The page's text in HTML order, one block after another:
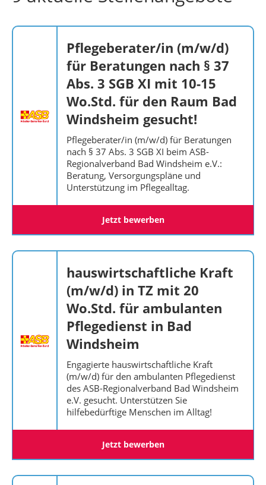
Pflegeberater/in (m/w/d)
für Beratungen nach § 37
Abs. 3 SGB XI mit 10-15
Wo.Std. für den Raum Bad
Windsheim gesucht!
Pflegeberater/in (m/w/d) für Beratungen
nach § 37 Abs. 3 SGB XI beim ASB-
Regionalverband Bad Windsheim e.V.:
Beratung, Versorgungspläne und
Unterstützung im Pflegealltag.
Jetzt bewerben
hauswirtschaftliche Kraft
(m/w/d) in TZ mit 20
Wo.Std. für ambulanten
Pflegedienst in Bad
Windsheim
Engagierte hauswirtschaftliche Kraft
(m/w/d) für den ambulanten Pflegedienst
des ASB-Regionalverband Bad Windsheim
e.V. gesucht. Unterstützen Sie
hilfebedürftige Menschen im Alltag!
Jetzt bewerben